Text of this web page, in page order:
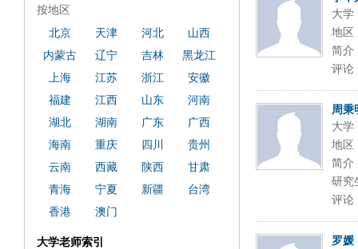
大学
地区
简介
评论
周秉
大学
地区
简介
研究
评论
罗媛
按地区
北京
天津 河北
山西
内蒙古
辽宁 吉林
黑龙江
上海
江苏 浙江
安徽
福建
江西 山东
河南
湖北
湖南 广东
广西
海南
重庆 四川
贵州
云南
西藏 陕西
甘肃
青海
宁夏 新疆
台湾
香港
澳门
大学老师索引